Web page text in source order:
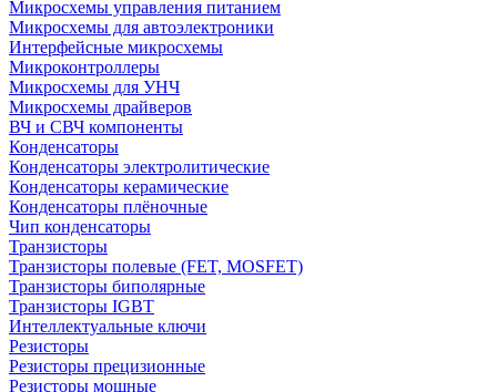
Микросхемы управления питанием
Микросхемы для автоэлектроники
Интерфейсные микросхемы
Микроконтроллеры
Микросхемы для УНЧ
Микросхемы драйверов
ВЧ и СВЧ компоненты
Конденсаторы
Конденсаторы электролитические
Конденсаторы керамические
Конденсаторы плёночные
Чип конденсаторы
Транзисторы
Транзисторы полевые (FET, MOSFET)
Транзисторы биполярные
Транзисторы IGBT
Интеллектуальные ключи
Резисторы
Резисторы прецизионные
Резисторы мощные